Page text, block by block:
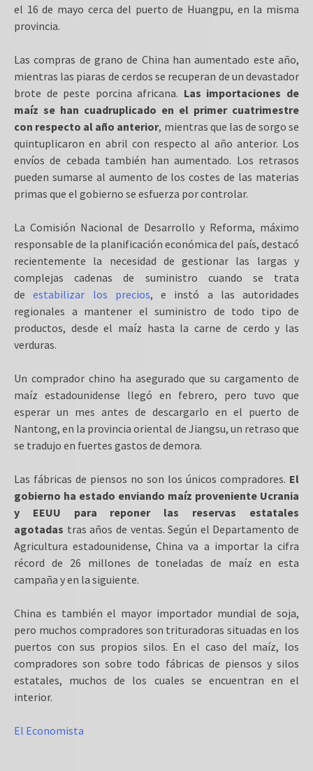
el 16 de mayo cerca del puerto de Huangpu, en la misma
provincia.
Las compras de grano de China han aumentado este año,
mientras las piaras de cerdos se recuperan de un devastador
brote de peste porcina africana. Las importaciones de
maíz se han cuadruplicado en el primer cuatrimestre
con respecto al año anterior, mientras que las de sorgo se
quintuplicaron en abril con respecto al año anterior. Los
envíos de cebada también han aumentado. Los retrasos
pueden sumarse al aumento de los costes de las materias
primas que el gobierno se esfuerza por controlar.
La Comisión Nacional de Desarrollo y Reforma, máximo
responsable de la planificación económica del país, destacó
recientemente la necesidad de gestionar las largas y
complejas cadenas de suministro cuando se trata
deestabilizar los precios, e instó a las autoridades
regionales a mantener el suministro de todo tipo de
productos, desde el maíz hasta la carne de cerdo y las
verduras.
Un comprador chino ha asegurado que su cargamento de
maíz estadounidense llegó en febrero, pero tuvo que
esperar un mes antes de descargarlo en el puerto de
Nantong, en la provincia oriental de Jiangsu, un retraso que
se tradujo en fuertes gastos de demora.
Las fábricas de piensos no son los únicos compradores. El
gobierno ha estado enviando maíz proveniente Ucrania
y EEUU para reponer las reservas estatales
agotadas tras años de ventas. Según el Departamento de
Agricultura estadounidense, China va a importar la cifra
récord de 26 millones de toneladas de maíz en esta
campaña y en la siguiente.
China es también el mayor importador mundial de soja,
pero muchos compradores son trituradoras situadas en los
puertos con sus propios silos. En el caso del maíz, los
compradores son sobre todo fábricas de piensos y silos
estatales, muchos de los cuales se encuentran en el
interior.
El Economista